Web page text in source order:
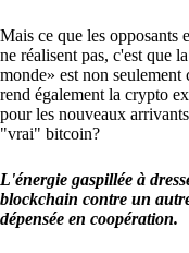
Mais ce que les opposants
ne réalisent pas, c'est que
monde» est non
rend également la crypto
pour les nouveaux
"vrai" bitcoin?
L'énergie gaspillée à
blockchain contre un
dépensée en coopération.